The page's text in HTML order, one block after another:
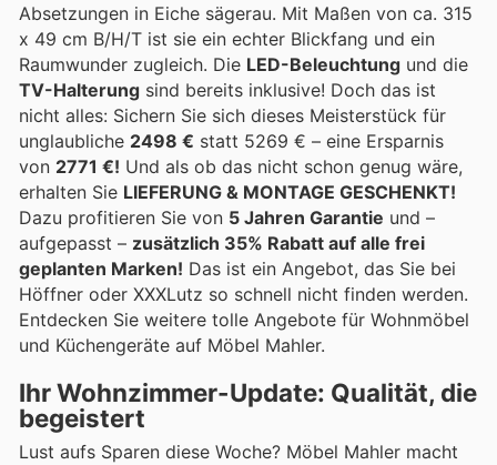
Absetzungen in Eiche sägerau. Mit Maßen von ca. 315
x 49 cm B/H/T ist sie ein echter Blickfang und ein
Raumwunder zugleich. Die LED-Beleuchtung und die
TV-Halterung sind bereits inklusive! Doch das ist
nicht alles: Sichern Sie sich dieses Meisterstück für
unglaubliche 2498 € statt 5269 € – eine Ersparnis
von 2771 €! Und als ob das nicht schon genug wäre,
erhalten Sie LIEFERUNG & MONTAGE GESCHENKT!
Dazu profitieren Sie von 5 Jahren Garantie und –
aufgepasst – zusätzlich 35% Rabatt auf alle frei
geplanten Marken! Das ist ein Angebot, das Sie bei
Höffner oder XXXLutz so schnell nicht finden werden.
Entdecken Sie weitere tolle Angebote für Wohnmöbel
und Küchengeräte auf Möbel Mahler.
Ihr Wohnzimmer-Update: Qualität, die
begeistert
Lust aufs Sparen diese Woche? Möbel Mahler macht